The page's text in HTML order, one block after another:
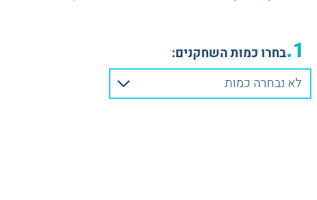
1. בחרו כמות השחקנים:
לא נבחרה כמות